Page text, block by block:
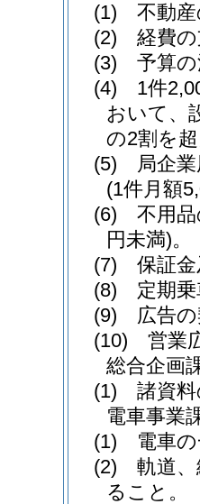
(1) 不動産
(2) 経費の
(3) 予算の
(4) 1件
おいて、
の2割を
(5) 局企業
(1件月額
(6) 不用品
円未満)。
(7) 保証金
(8) 定期乗
(9) 広告の
(10) 営業
総合企画
(1) 諸資料
電車事業
(1) 電車の
(2) 軌道、
ること。